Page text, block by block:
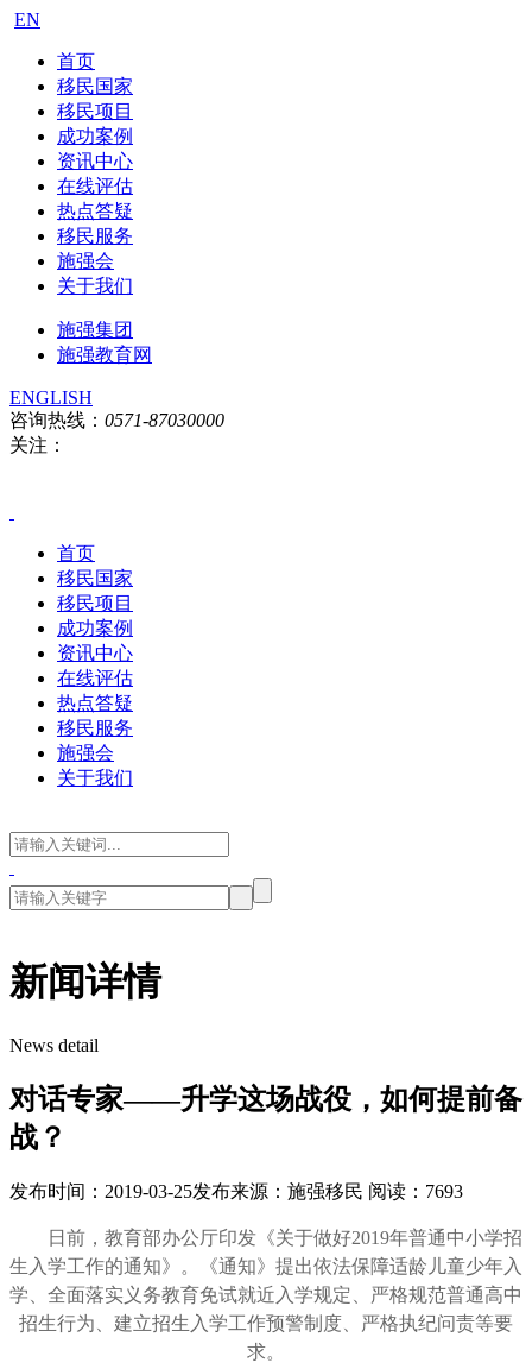
EN
首页
移民国家
移民项目
成功案例
资讯中心
在线评估
热点答疑
移民服务
施强会
关于我们
施强集团
施强教育网
ENGLISH
咨询热线： 0571-87030000
关注：
首页
移民国家
移民项目
成功案例
资讯中心
在线评估
热点答疑
移民服务
施强会
关于我们
新闻详情
News detail
对话专家——升学这场战役，如何提前备
战？
发布时间： 2019-03-25发布来源： 施强移民 阅读： 7693
日前，教育部办公厅印发《关于做好2019年普通中小学招
生入学工作的通知》。《通知》提出依法保障适龄儿童少年入
学、全面落实义务教育免试就近入学规定、严格规范普通高中
招生行为、建立招生入学工作预警制度、严格执纪问责等要
求。